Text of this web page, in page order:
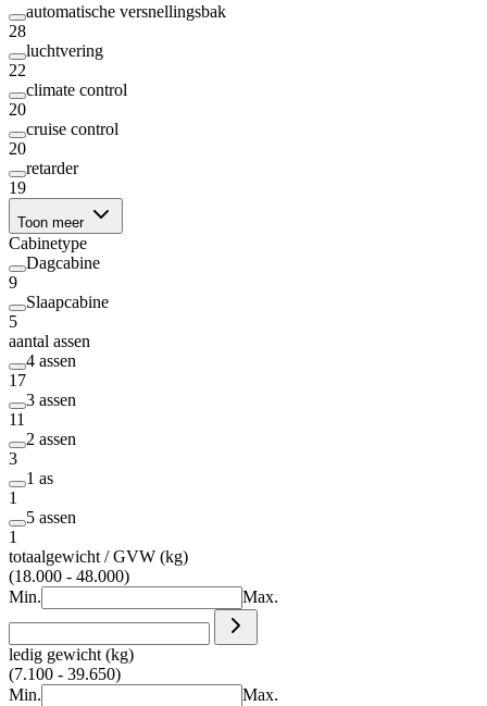
automatische versnellingsbak
28
luchtvering
22
climate control
20
cruise control
20
retarder
19
Toon meer
Cabinetype
Dagcabine
9
Slaapcabine
5
aantal assen
4 assen
17
3 assen
11
2 assen
3
1 as
1
5 assen
1
totaalgewicht / GVW (kg)
(18.000 - 48.000)
Min.
Max.
ledig gewicht (kg)
(7.100 - 39.650)
Min.
Max.